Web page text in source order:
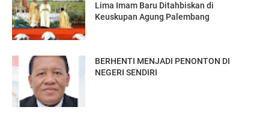
Lima Imam Baru Ditahbiskan di
Keuskupan Agung Palembang
BERHENTI MENJADI PENONTON DI
NEGERI SENDIRI